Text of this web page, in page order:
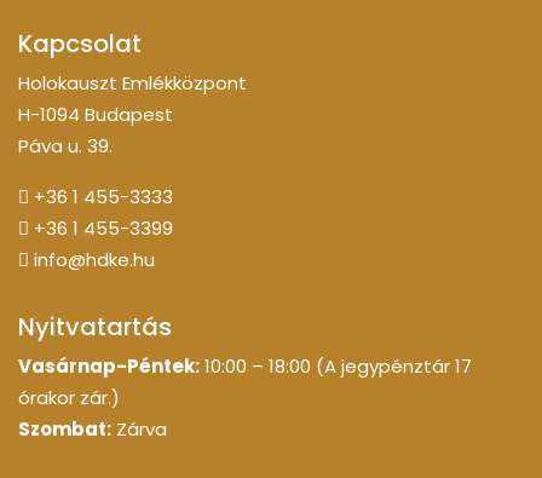
Kapcsolat
Holokauszt Emlékközpont
H-1094 Budapest
Páva u. 39.
+36 1 455-3333
+36 1 455-3399
info@hdke.hu
Nyitvatartás
Vasárnap-Péntek:10:00 – 18:00 (A jegypénztár 17
órakor zár.)
Szombat: Zárva